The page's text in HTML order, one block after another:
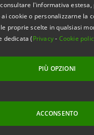
l'informativa
ai cookie o personalizzarne la
proprie scelte in qualsiasi
dedicata (Privacy- Cookie
PIÙ OPZIONI
ACCONSENTO
resilienti e
bancario
per l’innovazione
Proverbio:“In
abbiamo
competenze interne
e colleghe
ci posizioniamo a